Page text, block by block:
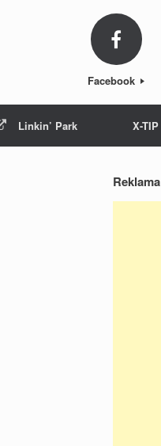
Facebook
Linkin’ Park X-TIP
Reklama